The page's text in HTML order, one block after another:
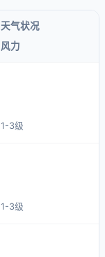
天气状况
风力
1-3级
1-3级